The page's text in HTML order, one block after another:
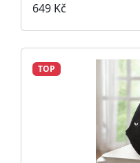
649 Kč
TOP